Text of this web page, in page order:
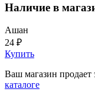
Наличие в
Ашан
24 ₽
Купить
Ваш магазин продает
каталоге